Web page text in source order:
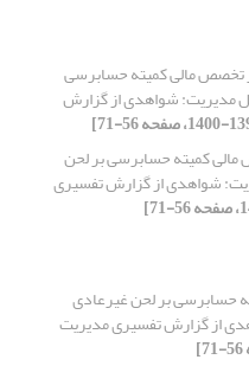
تخصص مالی کمیته حسابرسی
مدیریت: شواهدی از گزارش
مالی کمیته حسابرسی بر لحن
شواهدی از گزارش تفسیری
حسابرسی بر لحن غیرعادی
از گزارش تفسیری مدیریت